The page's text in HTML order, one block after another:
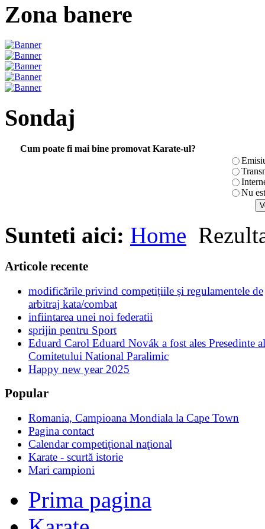
Zona banere
Sondaj
Cum poate fi mai bine promovat Karate-ul?
Nu
Sunteti aici: Home
Articole recente
modificările privind competițiile și regulamentele de
arbitraj kata/combat
infiintarea unei noi federatii
sprijin pentru Sport
Eduard Carol Eduard Novák a fost ales Presedinte al
Comitetului National Paralimic
Happy new year 2025
Popular
Romania, Campioana Mondiala la Cape Town
Pagina contact
Calendar competiţional naţional
Karate - scurtă istorie
Mari campioni
Prima pagina